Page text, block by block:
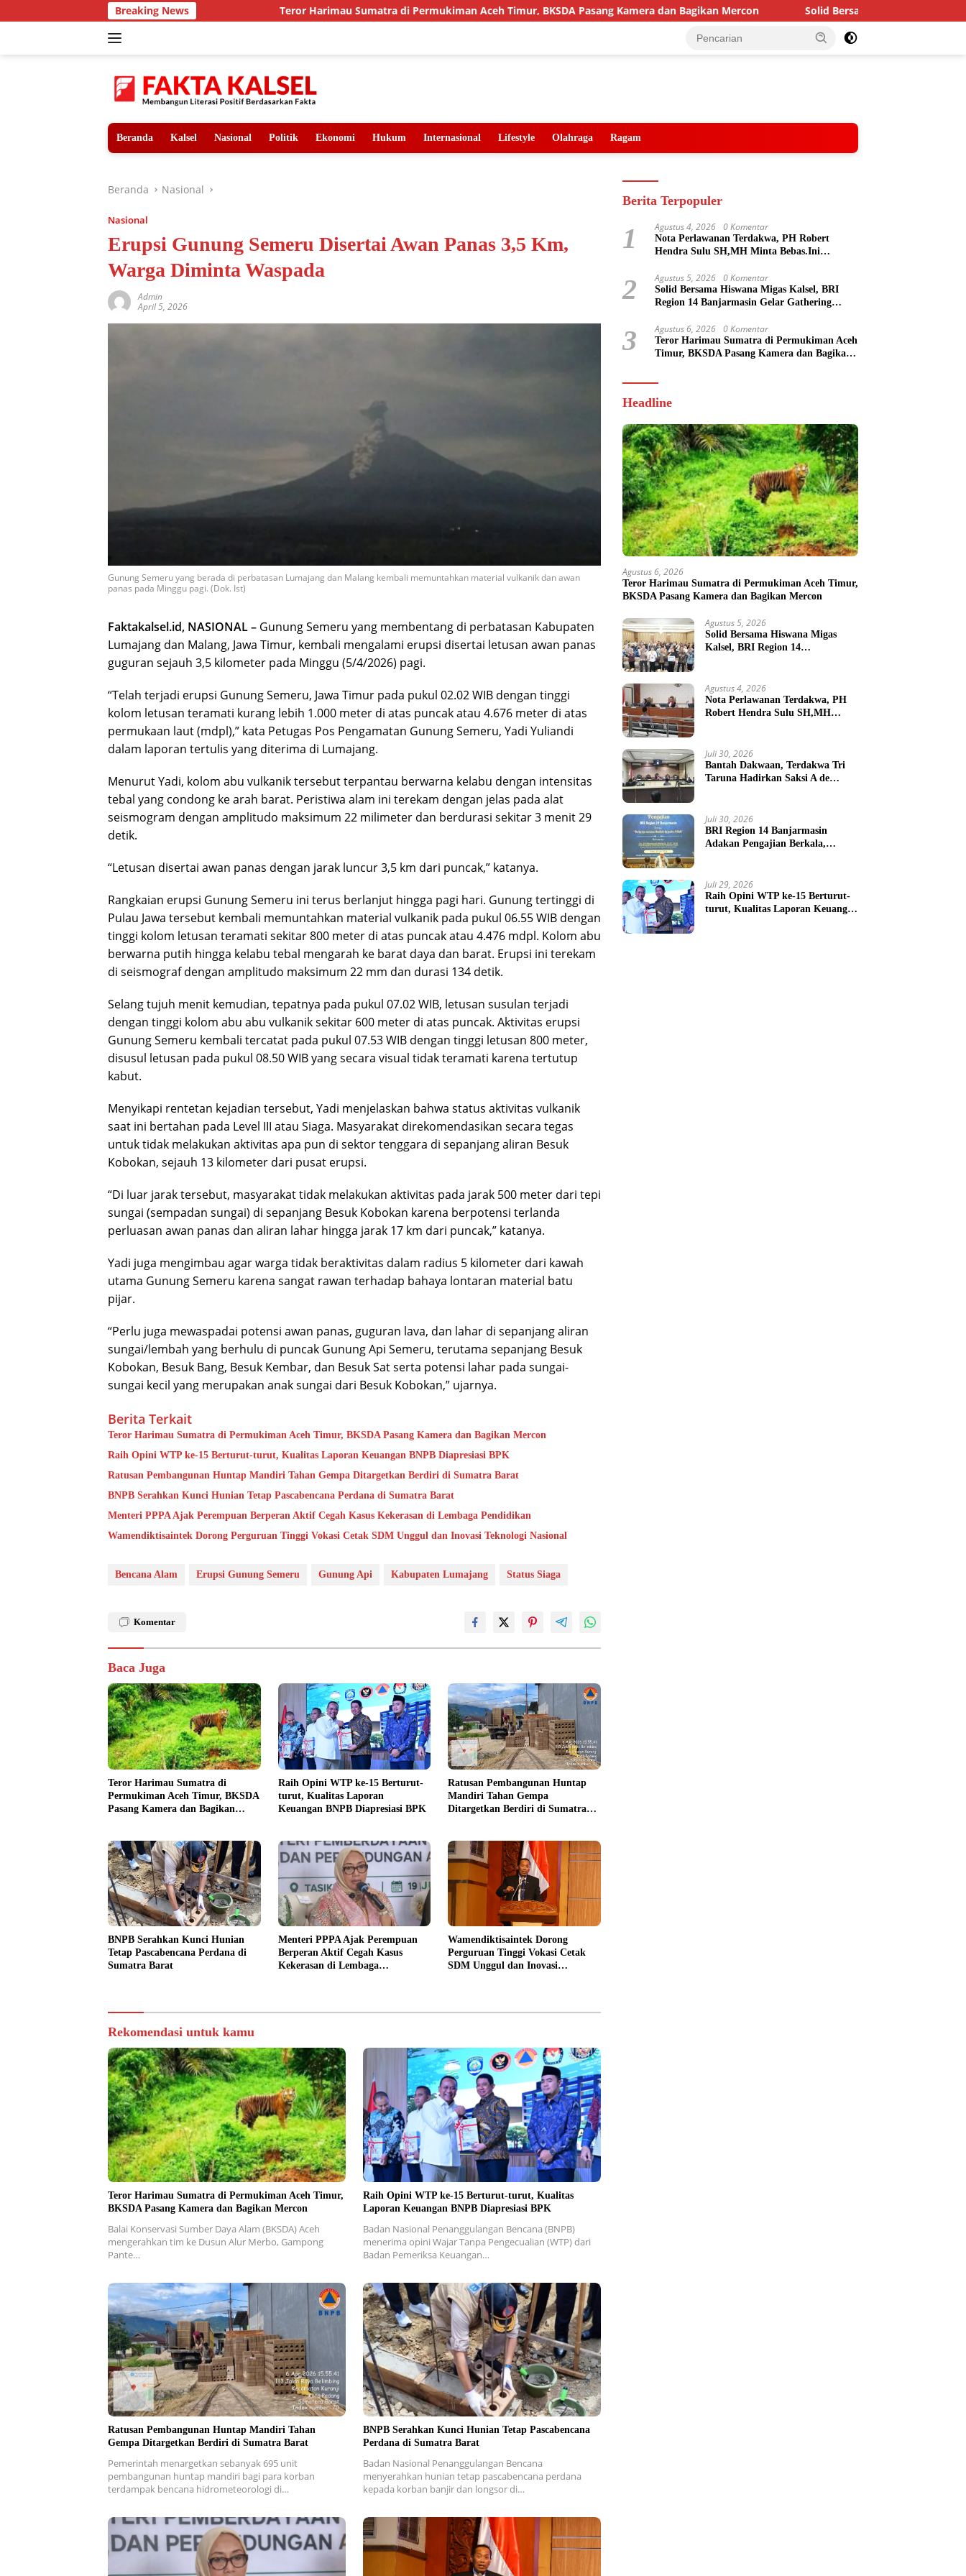
ke
Breaking News Teror Harimau Sumatra di Permukiman Aceh Timur, BKSDA Pasang Kamera dan Bagikan Mercon Solid Bersama Hiswana Migas Kalsel, BRI
Beranda Kalsel Nasional Politik Ekonomi Hukum Internasional Lifestyle Olahraga Ragam
Beranda Nasional
Nasional
Erupsi Gunung Semeru Disertai Awan Panas 3,5 Km,
Warga Diminta Waspada
Admin
April 5, 2026
Gunung Semeru yang berada di perbatasan Lumajang dan Malang kembali memuntahkan material vulkanik dan awan
panas pada Minggu pagi. (Dok. Ist)
Faktakalsel.id, NASIONAL – Gunung Semeru yang membentang di perbatasan Kabupaten
Lumajang dan Malang, Jawa Timur, kembali mengalami erupsi disertai letusan awan panas
guguran sejauh 3,5 kilometer pada Minggu (5/4/2026) pagi.
“Telah terjadi erupsi Gunung Semeru, Jawa Timur pada pukul 02.02 WIB dengan tinggi
kolom letusan teramati kurang lebih 1.000 meter di atas puncak atau 4.676 meter di atas
permukaan laut (mdpl),” kata Petugas Pos Pengamatan Gunung Semeru, Yadi Yuliandi
dalam laporan tertulis yang diterima di Lumajang.
Menurut Yadi, kolom abu vulkanik tersebut terpantau berwarna kelabu dengan intensitas
tebal yang condong ke arah barat. Peristiwa alam ini terekam dengan jelas pada alat
seismogram dengan amplitudo maksimum 22 milimeter dan berdurasi sekitar 3 menit 29
detik.
“Letusan disertai awan panas dengan jarak luncur 3,5 km dari puncak,” katanya.
Rangkaian erupsi Gunung Semeru ini terus berlanjut hingga pagi hari. Gunung tertinggi di
Pulau Jawa tersebut kembali memuntahkan material vulkanik pada pukul 06.55 WIB dengan
tinggi kolom letusan teramati sekitar 800 meter di atas puncak atau 4.476 mdpl. Kolom abu
berwarna putih hingga kelabu tebal mengarah ke barat daya dan barat. Erupsi ini terekam
di seismograf dengan amplitudo maksimum 22 mm dan durasi 134 detik.
Selang tujuh menit kemudian, tepatnya pada pukul 07.02 WIB, letusan susulan terjadi
dengan tinggi kolom abu abu vulkanik sekitar 600 meter di atas puncak. Aktivitas erupsi
Gunung Semeru kembali tercatat pada pukul 07.53 WIB dengan tinggi letusan 800 meter,
disusul letusan pada pukul 08.50 WIB yang secara visual tidak teramati karena tertutup
kabut.
Menyikapi rentetan kejadian tersebut, Yadi menjelaskan bahwa status aktivitas vulkanik
saat ini bertahan pada Level III atau Siaga. Masyarakat direkomendasikan secara tegas
untuk tidak melakukan aktivitas apa pun di sektor tenggara di sepanjang aliran Besuk
Kobokan, sejauh 13 kilometer dari pusat erupsi.
“Di luar jarak tersebut, masyarakat tidak melakukan aktivitas pada jarak 500 meter dari tepi
sungai (sempadan sungai) di sepanjang Besuk Kobokan karena berpotensi terlanda
perluasan awan panas dan aliran lahar hingga jarak 17 km dari puncak,” katanya.
Yadi juga mengimbau agar warga tidak beraktivitas dalam radius 5 kilometer dari kawah
utama Gunung Semeru karena sangat rawan terhadap bahaya lontaran material batu
pijar.
“Perlu juga mewaspadai potensi awan panas, guguran lava, dan lahar di sepanjang aliran
sungai/lembah yang berhulu di puncak Gunung Api Semeru, terutama sepanjang Besuk
Kobokan, Besuk Bang, Besuk Kembar, dan Besuk Sat serta potensi lahar pada sungai-
sungai kecil yang merupakan anak sungai dari Besuk Kobokan,” ujarnya.
Berita Terkait
Teror Harimau Sumatra di Permukiman Aceh Timur, BKSDA Pasang Kamera dan Bagikan Mercon
Raih Opini WTP ke-15 Berturut-turut, Kualitas Laporan Keuangan BNPB Diapresiasi BPK
Ratusan Pembangunan Huntap Mandiri Tahan Gempa Ditargetkan Berdiri di Sumatra Barat
BNPB Serahkan Kunci Hunian Tetap Pascabencana Perdana di Sumatra Barat
Menteri PPPA Ajak Perempuan Berperan Aktif Cegah Kasus Kekerasan di Lembaga Pendidikan
Wamendiktisaintek Dorong Perguruan Tinggi Vokasi Cetak SDM Unggul dan Inovasi Teknologi Nasional
Bencana Alam Erupsi Gunung Semeru Gunung Api Kabupaten Lumajang Status Siaga
Komentar
Baca Juga
Teror Harimau Sumatra di
Permukiman Aceh Timur, BKSDA
Pasang Kamera dan Bagikan
Raih Opini WTP ke-15 Berturut-
turut, Kualitas Laporan
Keuangan BNPB Diapresiasi BPK
Ratusan Pembangunan Huntap
Mandiri Tahan Gempa
Ditargetkan Berdiri di Sumatra
BNPB Serahkan Kunci Hunian
Tetap Pascabencana Perdana di
Sumatra Barat
Menteri PPPA Ajak Perempuan
Berperan Aktif Cegah Kasus
Kekerasan di Lembaga
Wamendiktisaintek Dorong
Perguruan Tinggi Vokasi Cetak
SDM Unggul dan Inovasi
Rekomendasi untuk kamu
Teror Harimau Sumatra di Permukiman Aceh Timur,
BKSDA Pasang Kamera dan Bagikan Mercon
Balai Konservasi Sumber Daya Alam (BKSDA) Aceh
mengerahkan tim ke Dusun Alur Merbo, Gampong
Pante…
Raih Opini WTP ke-15 Berturut-turut, Kualitas
Laporan Keuangan BNPB Diapresiasi BPK
Badan Nasional Penanggulangan Bencana (BNPB)
menerima opini Wajar Tanpa Pengecualian (WTP) dari
Badan Pemeriksa Keuangan…
Ratusan Pembangunan Huntap Mandiri Tahan
Gempa Ditargetkan Berdiri di Sumatra Barat
Pemerintah menargetkan sebanyak 695 unit
pembangunan huntap mandiri bagi para korban
terdampak bencana hidrometeorologi di…
BNPB Serahkan Kunci Hunian Tetap Pascabencana
Perdana di Sumatra Barat
Badan Nasional Penanggulangan Bencana
menyerahkan hunian tetap pascabencana perdana
kepada korban banjir dan longsor di…
Berita Terpopuler
1 Agustus 4, 2026 0 Komentar
Nota Perlawanan Terdakwa, PH Robert
Hendra Sulu SH,MH Minta Bebas.Ini
2 Agustus 5, 2026 0 Komentar
Solid Bersama Hiswana Migas Kalsel, BRI
Region 14 Banjarmasin Gelar Gathering
3 Agustus 6, 2026 0 Komentar
Teror Harimau Sumatra di Permukiman Aceh
Timur, BKSDA Pasang Kamera dan Bagikan
Headline
Agustus 6, 2026
Teror Harimau Sumatra di Permukiman Aceh Timur,
BKSDA Pasang Kamera dan Bagikan Mercon
Agustus 5, 2026
Solid Bersama Hiswana Migas
Kalsel, BRI Region 14
Agustus 4, 2026
Nota Perlawanan Terdakwa, PH
Robert Hendra Sulu SH,MH
Juli 30, 2026
Bantah Dakwaan, Terdakwa Tri
Taruna Hadirkan Saksi A de
Juli 30, 2026
BRI Region 14 Banjarmasin
Adakan Pengajian Berkala,
Juli 29, 2026
Raih Opini WTP ke-15 Berturut-
turut, Kualitas Laporan Keuangan